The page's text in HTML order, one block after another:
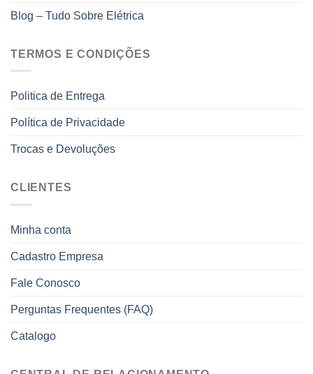
Blog – Tudo Sobre Elétrica
TERMOS E CONDIÇÕES
Politica de Entrega
Política de Privacidade
Trocas e Devoluções
CLIENTES
Minha conta
Cadastro Empresa
Fale Conosco
Perguntas Frequentes (FAQ)
Catalogo